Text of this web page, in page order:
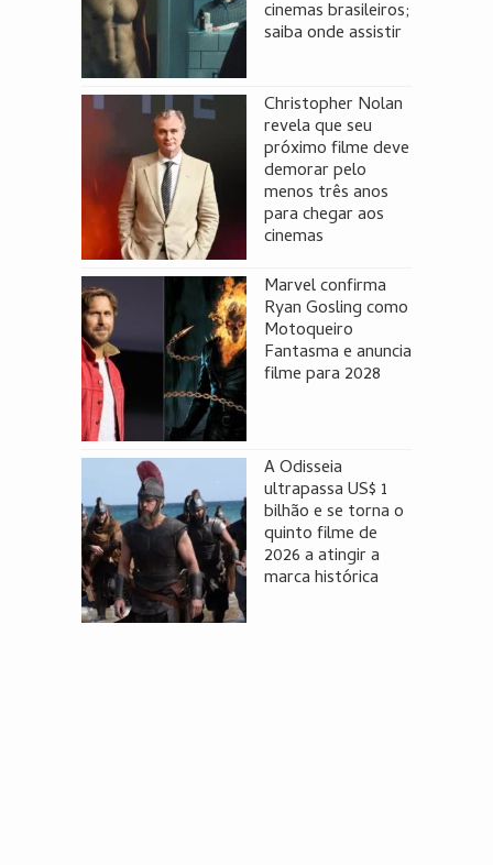
cinemas brasileiros;
saiba onde assistir
Christopher Nolan
revela que seu
próximo filme deve
demorar pelo
menos três anos
para chegar aos
cinemas
Marvel confirma
Ryan Gosling como
Motoqueiro
Fantasma e anuncia
filme para 2028
A Odisseia
ultrapassa US$ 1
bilhão e se torna o
quinto filme de
2026 a atingir a
marca histórica